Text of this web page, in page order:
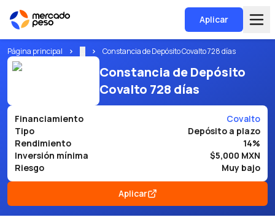
Aplicar
Página principal Constancia de Depósito Covalto 728 días
Constancia de Depósito
Covalto 728 días
Financiamiento
Covalto
Tipo
Depósito a plazo
Rendimiento
14%
Inversión mínima
$5,000 MXN
Riesgo
Muy bajo
Aplicar